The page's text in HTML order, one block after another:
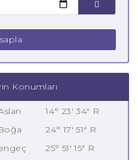
Konumları
14° 23' 34" R
24° 17' 51" R
25° 51' 15" R